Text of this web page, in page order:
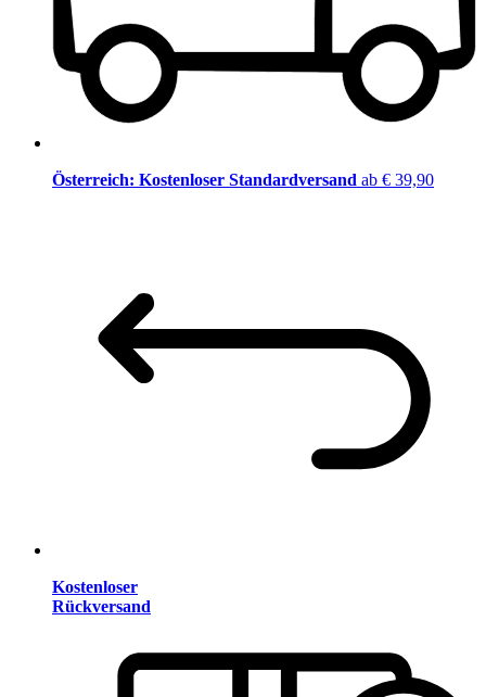
Österreich: Kostenloser Standardversand ab € 39,90
Kostenloser
Rückversand